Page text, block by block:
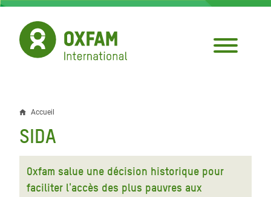
Aller
contenu
principal
Fil
d'Ariane
Accueil
SIDA
Oxfam salue une décision historique pour
faciliter l'accès des plus pauvres aux